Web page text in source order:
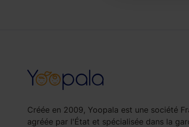
Créée en 2009, Yoopala est une société
agréée par l'État et spécialisée dans la